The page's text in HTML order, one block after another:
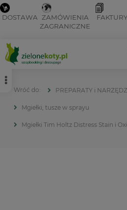
DOSTAWA ZAMÓWIENIA
ZAGRANICZNE
FAKTURY
PREPARATY i
Mgiełki, tusze w sprayu
Mgiełki Tim Holtz Distress Stain i